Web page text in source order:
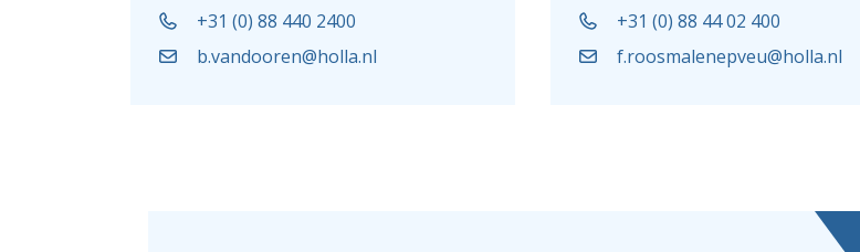
+31 (0) 88 440 2400
b.vandooren@holla.nl
+31 (0) 88 44 02 400
f.roosmalenepveu@holla.nl